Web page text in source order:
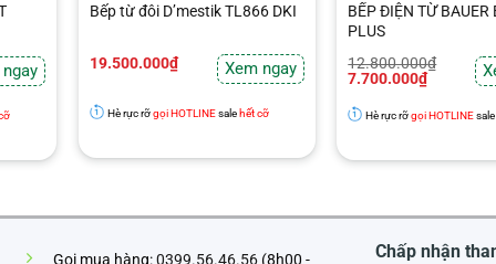
Bếp từ đôi D’mestik TL866 DKI
19.500.000₫ Xem ngay
Hè rực rỡgọi HOTLINEsale hết cỡ
BẾP ĐIỆN TỪ BAUER
PLUS
12.800.000₫
Giá
gốc
12.800.000₫.
7.700.000₫
Giá
hiện
là:
7.700.000₫.
Hè rực rỡgọi HOTLINE
Gọi mua hàng:0399.56.46.56 (8h00 - Chấp nhận